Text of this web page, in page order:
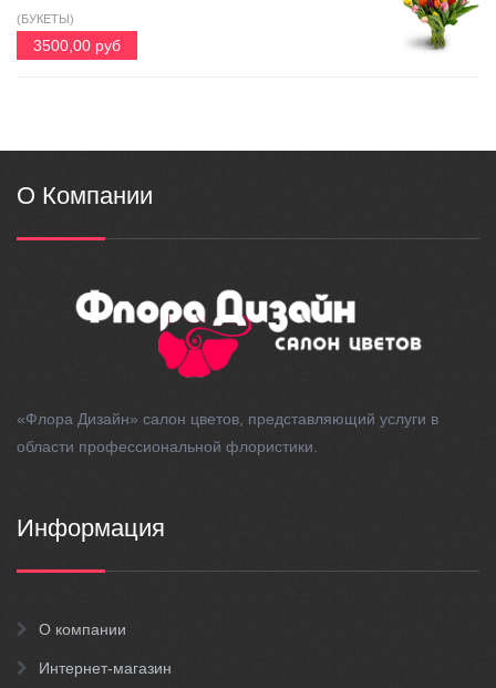
(БУКЕТЫ)
3500,00 руб
О Компании
«Флора Дизайн» салон цветов, представляющий услуги в
области профессиональной флористики.
Информация
О компании
Интернет-магазин